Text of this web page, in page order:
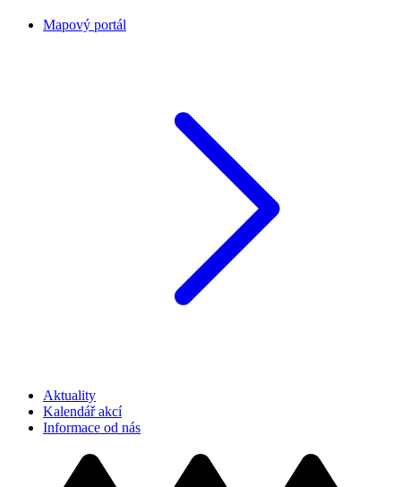
Mapový portál
Aktuality
Kalendář akcí
Informace od nás